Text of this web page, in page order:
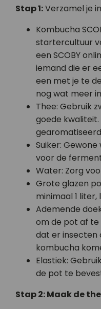
Stap 1:Verzamel je
Kombucha
startercultuur
een SCOBY
iemand die er
een met je te
nog wat meer
Thee: Gebruik
goede
Suiker:
voor de
Water: Zorg
Grote glazen
minimaal 1
Ademende
om de pot af
dat er insecten
kombucha
Elastiek:
de pot te
Stap 2: Maak de